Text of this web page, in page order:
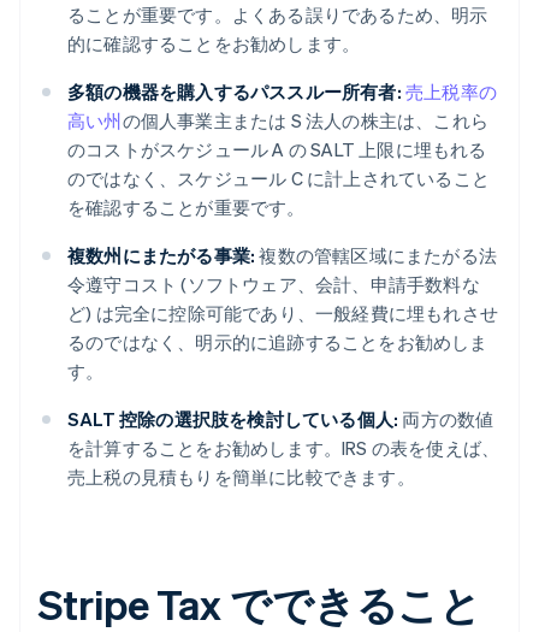
ることが重要です。よくある誤りであるため、明示
的に確認することをお勧めします。
多額の機器を購入するパススルー所有者: 売上税率の
高い州の個人事業主または S 法人の株主は、これら
のコストがスケジュール A の SALT 上限に埋もれる
のではなく、スケジュール C に計上されていること
を確認することが重要です。
複数州にまたがる事業: 複数の管轄区域にまたがる法
令遵守コスト (ソフトウェア、会計、申請手数料な
ど) は完全に控除可能であり、一般経費に埋もれさせ
るのではなく、明示的に追跡することをお勧めしま
す。
SALT 控除の選択肢を検討している個人: 両方の数値
を計算することをお勧めします。IRS の表を使えば、
売上税の見積もりを簡単に比較できます。
Stripe Tax でできること